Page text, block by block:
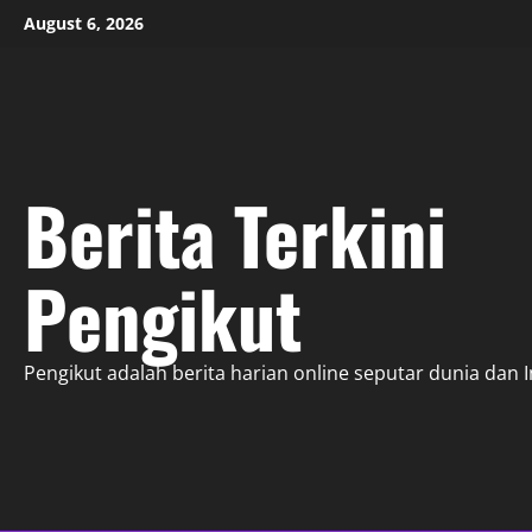
SkipAugust 6, 2026
Berita Terkini
Pengikut
Pengikut adalah berita harian online seputar dunia dan